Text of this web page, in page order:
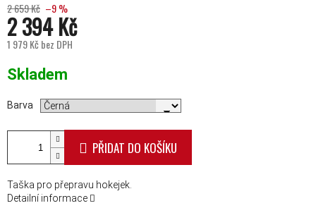
2 659 Kč –9 %
2 394 Kč
1 979 Kč bez DPH
Skladem
Barva
PŘIDAT DO KOŠÍKU
Taška pro přepravu hokejek.
Detailní informace